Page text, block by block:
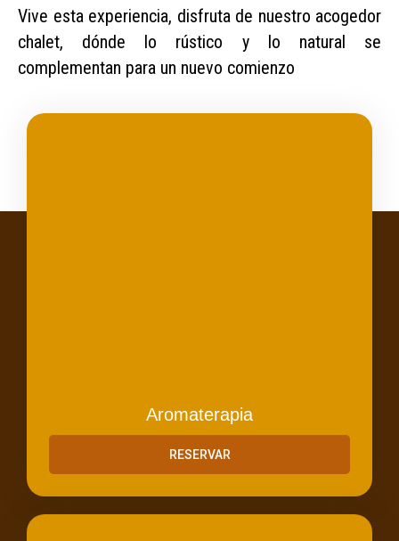
Vive esta experiencia, disfruta de nuestro acogedor
chalet, dónde lo rústico y lo natural se
complementan para un nuevo comienzo
Aromaterapia
RESERVAR